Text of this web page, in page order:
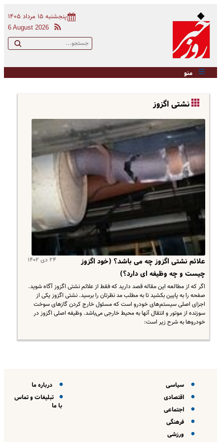
پنجشنبه ۱۵ مرداد ۱۴۰۵
6 August 2026
منو
نشتی اگزوز
۲۴ دی ۱۴۰۲
علائم نشتی اگزوز چه می باشد؟ (خود اگزوز
چیست و چه وظیفه ای دارد؟)
اگر که از مطالعه این مقاله قصد دارید که فقط از علائم نشتی اگزوز آگاه شوید.
صفحه را به پایین بکشید تا به مطلب مد نظرتان را برسید. نشتی اگزوز یکی از
اجزای اصلی سیستم‌های خودرو است که مسئول خارج کردن گازهای سوخت
سوزنده از موتور و انتقال آنها به محیط خارجی می‌باشد. وظیفه اصلی اگزوز در
خودروها به شرح زیر است:
سیاسی
اقتصادی
اجتماعی
فرهنگی
ورزشی
درباره ما
تبلیغات و تماس
با ما